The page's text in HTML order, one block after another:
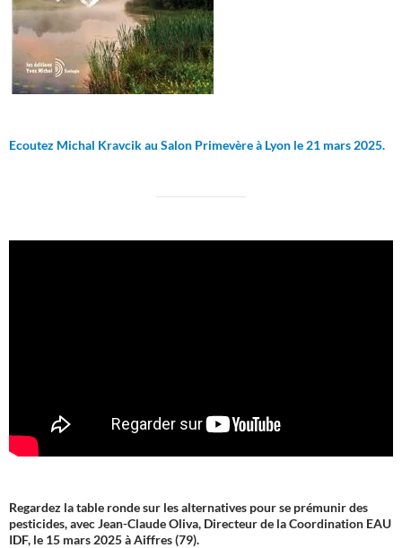
Ecoutez Michal Kravcik au Salon Primevère à Lyon le 21 mars 2025.
Regardez la table ronde sur les alternatives pour se prémunir des
pesticides, avec Jean-Claude Oliva, Directeur de la Coordination EAU
IDF, le 15 mars 2025 à Aiffres (79).